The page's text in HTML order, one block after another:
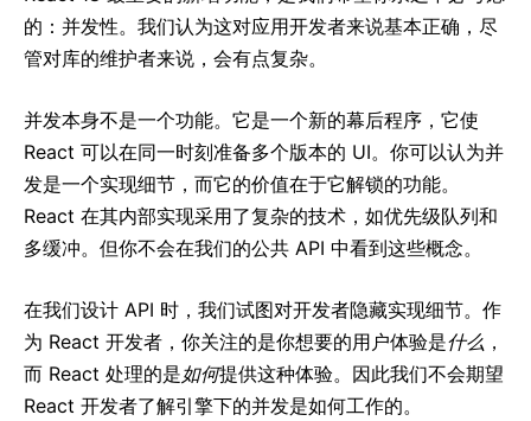
的：并发性。我们认为这对应用开发者来说基本正确，尽
管对库的维护者来说，会有点复杂。
并发本身不是一个功能。它是一个新的幕后程序，它使
React 可以在同一时刻准备多个版本的 UI。你可以认为并
发是一个实现细节，而它的价值在于它解锁的功能。
React 在其内部实现采用了复杂的技术，如优先级队列和
多缓冲。但你不会在我们的公共 API 中看到这些概念。
在我们设计 API 时，我们试图对开发者隐藏实现细节。作
为 React 开发者，你关注的是你想要的用户体验是什么 ，
而 React 处理的是如何提供这种体验。因此我们不会期望
React 开发者了解引擎下的并发是如何工作的。